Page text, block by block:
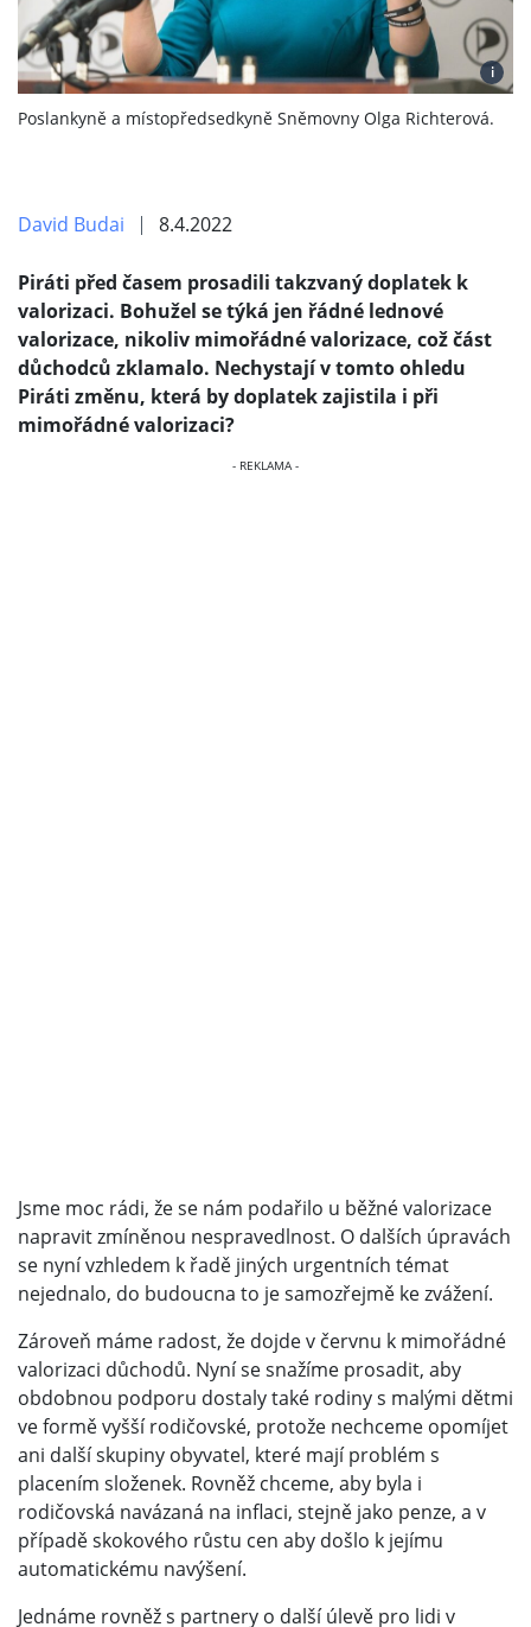
i
Poslankyně a místopředsedkyně Sněmovny Olga Richterová.
David Budai 8.4.2022
Piráti před časem prosadili takzvaný doplatek k
valorizaci. Bohužel se týká jen řádné lednové
valorizace, nikoliv mimořádné valorizace, což část
důchodců zklamalo. Nechystají v tomto ohledu
Piráti změnu, která by doplatek zajistila i při
mimořádné valorizaci?
Jsme moc rádi, že se nám podařilo u běžné valorizace
napravit zmíněnou nespravedlnost. O dalších úpravách
se nyní vzhledem k řadě jiných urgentních témat
nejednalo, do budoucna to je samozřejmě ke zvážení.
Zároveň máme radost, že dojde v červnu k mimořádné
valorizaci důchodů. Nyní se snažíme prosadit, aby
obdobnou podporu dostaly také rodiny s malými dětmi
ve formě vyšší rodičovské, protože nechceme opomíjet
ani další skupiny obyvatel, které mají problém s
placením složenek. Rovněž chceme, aby byla i
rodičovská navázaná na inflaci, stejně jako penze, a v
případě skokového růstu cen aby došlo k jejímu
automatickému navýšení.
Jednáme rovněž s partnery o další úlevě pro lidi v